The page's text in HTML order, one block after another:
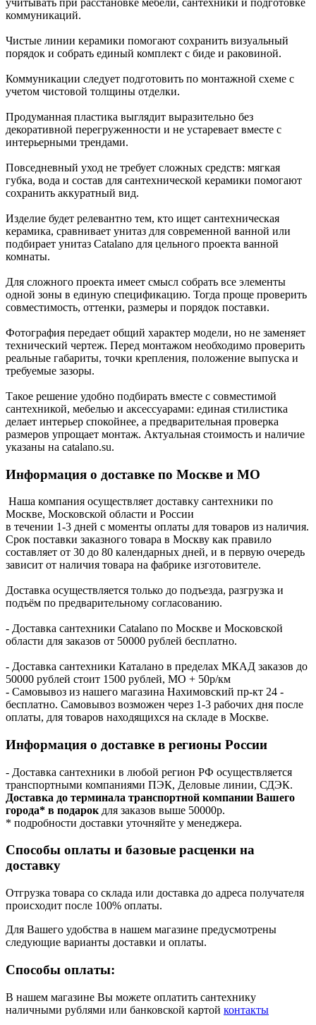
коммуникаций.
Чистые линии керамики помогают сохранить визуальный
порядок и собрать единый комплект с биде и раковиной.
Коммуникации следует подготовить по монтажной схеме с
учетом чистовой толщины отделки.
Продуманная пластика выглядит выразительно без
декоративной перегруженности и не устаревает вместе с
интерьерными трендами.
Повседневный уход не требует сложных средств: мягкая
губка, вода и состав для сантехнической керамики помогают
сохранить аккуратный вид.
Изделие будет релевантно тем, кто ищет сантехническая
керамика, сравнивает унитаз для современной ванной или
подбирает унитаз Catalano для цельного проекта ванной
комнаты.
Для сложного проекта имеет смысл собрать все элементы
одной зоны в единую спецификацию. Тогда проще проверить
совместимость, оттенки, размеры и порядок поставки.
Фотография передает общий характер модели, но не заменяет
технический чертеж. Перед монтажом необходимо проверить
реальные габариты, точки крепления, положение выпуска и
требуемые зазоры.
Такое решение удобно подбирать вместе с совместимой
сантехникой, мебелью и аксессуарами: единая стилистика
делает интерьер спокойнее, а предварительная проверка
размеров упрощает монтаж. Актуальная стоимость и наличие
указаны на catalano.su.
Информация о доставке по Москве и МО
Наша компания осуществляет доставку сантехники по
Москве, Московской области и России
в течении 1-3 дней с моменты оплаты для товаров из наличия.
Срок поставки заказного товара в Москву как правило
составляет от 30 до 80 календарных дней, и в первую очередь
зависит от наличия товара на фабрике изготовителе.
Доставка осуществляется только до подъезда, разгрузка и
подъём по предварительному согласованию.
- Доставка сантехники Catalano по Москве и Московской
области для заказов от 50000 рублей бесплатно.
- Доставка сантехники Каталано в пределах МКАД заказов до
50000 рублей стоит 1500 рублей, МО + 50р/км
- Самовывоз из нашего магазина Нахимовский пр-кт 24 -
бесплатно. Самовывоз возможен через 1-3 рабочих дня после
оплаты, для товаров находящихся на складе в Москве.
Информация о доставке в регионы России
- Доставка сантехники в любой регион РФ осуществляется
транспортными компаниями ПЭК, Деловые линии, СДЭК.
Доставка до терминала транспортной компании Вашего
города* в подарок для заказов выше 50000р.
* подробности доставки уточняйте у менеджера.
Способы оплаты и базовые расценки на
доставку
Отгрузка товара со склада или доставка до адреса получателя
происходит после 100% оплаты.
Для Вашего удобства в нашем магазине предусмотрены
следующие варианты доставки и оплаты.
Способы оплаты:
В нашем магазине Вы можете оплатить сантехнику
наличными рублями или банковской картой контакты